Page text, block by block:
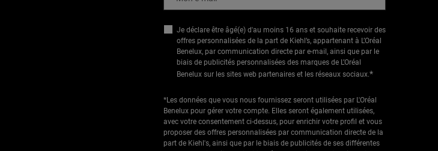
Je déclare être âgé(e) d'au moins 16 ans et souhaite recevoir des
offres personnalisées de la part de Kiehl’s, appartenant à L’Oréal
Benelux, par communication directe par e-mail, ainsi que par le
biais de publicités personnalisées des marques de L’Oréal
Benelux sur les sites web partenaires et les réseaux sociaux.*
*Les données que vous nous fournissez seront utilisées par L'Oréal
Benelux pour gérer votre compte. Elles seront également utilisées,
avec votre consentement ci-dessus, pour enrichir votre profil et vous
proposer des offres personnalisées par communication directe de la
part de Kiehl's, ainsi que par le biais de publicités de ses différentes